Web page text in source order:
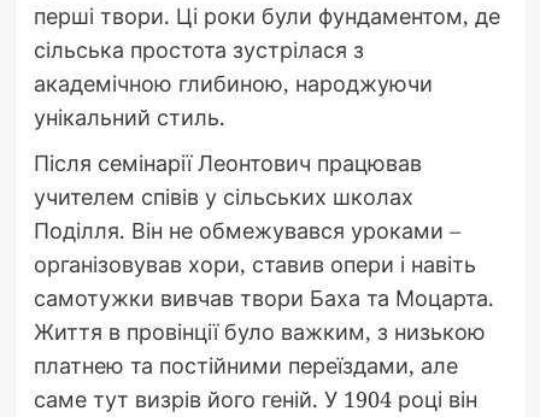
перші твори. Ці роки були фундаментом, де
сільська простота зустрілася з
академічною глибиною, народжуючи
унікальний стиль.
Після семінарії Леонтович працював
учителем співів у сільських школах
Поділля. Він не обмежувався уроками –
організовував хори, ставив опери і навіть
самотужки вивчав твори Баха та Моцарта.
Життя в провінції було важким, з низькою
платнею та постійними переїздами, але
саме тут визрів його геній. У 1904 році він